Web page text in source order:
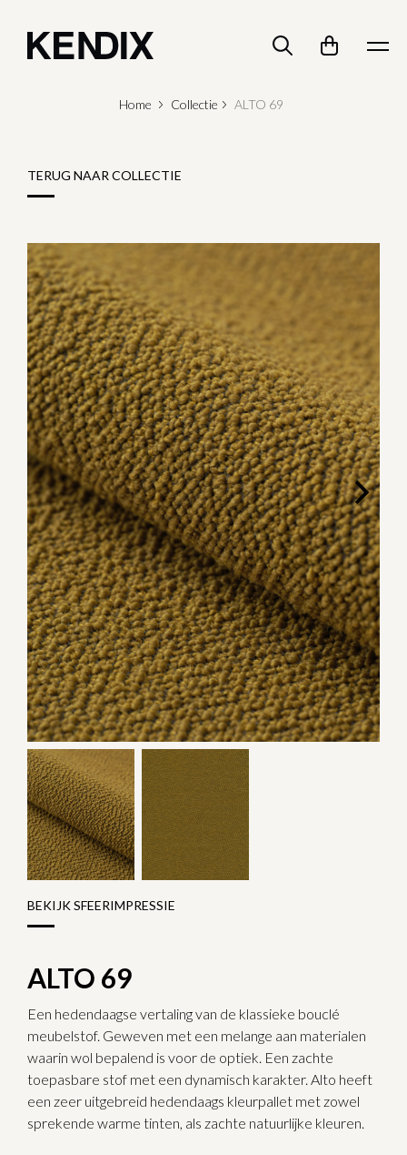
Home Collectie ALTO 69
TERUG NAAR COLLECTIE
ALTO 69
Een hedendaagse vertaling van de klassieke bouclé
meubelstof. Geweven met een melange aan materialen
waarin wol bepalend is voor de optiek. Een zachte
toepasbare stof met een dynamisch karakter. Alto heeft
een zeer uitgebreid hedendaags kleurpallet met zowel
sprekende warme tinten, als zachte natuurlijke kleuren.
BEKIJK SFEERIMPRESSIE